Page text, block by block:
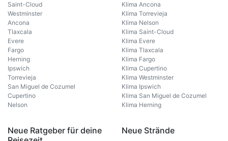
Saint-Cloud
Westminster
Ancona
Tlaxcala
Evere
Fargo
Herning
Ipswich
Torrevieja
San Miguel de Cozumel
Cupertino
Nelson
Klima Ancona
Klima Torrevieja
Klima Nelson
Klima Saint-Cloud
Klima Evere
Klima Tlaxcala
Klima Fargo
Klima Cupertino
Klima Westminster
Klima Ipswich
Klima San Miguel de Cozumel
Klima Herning
Neue Ratgeber für deine
Neue Strände